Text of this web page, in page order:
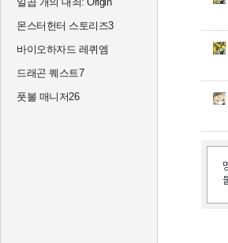
몬스터헌터 스토리즈3
바이오하자드 레퀴엠
드래곤 퀘스트7
풋볼 매니저26